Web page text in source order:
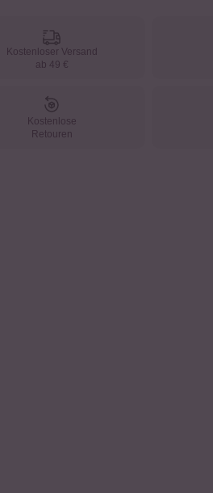
Kostenloser Versand
ab 49 €
Kostenlose
Retouren